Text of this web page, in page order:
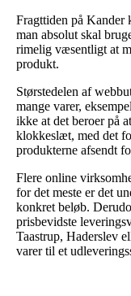
Fragttiden på Kander
man absolut skal
rimelig væsentligt at
produkt.
Størstedelen af
mange varer,
ikke at det beroer på
klokkeslæt, med det
produkterne afsendt
Flere online
for det meste er det
konkret beløb.
prisbevidste
Taastrup, Haderslev
varer til et